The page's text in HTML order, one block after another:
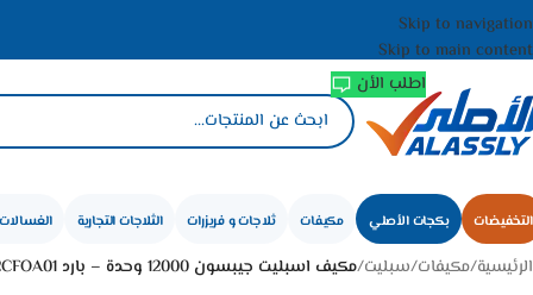
Skip to navigation
Skip to main content
اطلب الأن
التخفيضات بكجات الأصلي مكيفات ثلاجات و فريزرات الثلاجات التجارية
الرئيسية/مكيفات/سبليت/مكيف اسبليت جيبسون 12000 وحدة – بارد GS12CFIA01/GS12CFOA01